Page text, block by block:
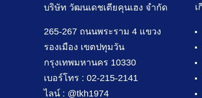
บริษัท วัฒนเดชเตียคุนเฮง จำกัด
265-267 ถนนพระราม 4 แขวง
รองเมือง เขตปทุมวัน
กรุงเทพมหานคร 10330
เบอร์โทร : 02-215-2141
ไลน์ : @tkh1974
เ